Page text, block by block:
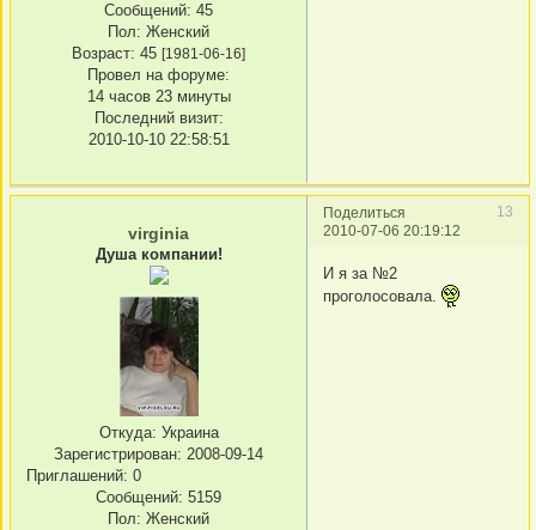
Сообщений: 45
Пол: Женский
Возраст: 45 [1981-06-16]
Провел на форуме:
14 часов 23 минуты
Последний визит:
2010-10-10 22:58:51
Поделиться
13
2010-07-06 20:19:12
virginia
Душа компании!
Откуда: Украина
Зарегистрирован: 2008-09-14
Приглашений: 0
Сообщений: 5159
Пол: Женский
И я за №2
проголосовала.